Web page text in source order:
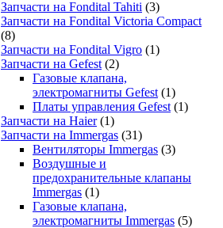
Запчасти на Fondital Tahiti (3)
Запчасти на Fondital Victoria Compact
(8)
Запчасти на Fondital Vigro (1)
Запчасти на Gefest (2)
Газовые клапана,
электромагниты Gefest (1)
Платы управления Gefest (1)
Запчасти на Haier (1)
Запчасти на Immergas (31)
Вентиляторы Immergas (3)
Воздушные и
предохранительные клапаны
Immergas (1)
Газовые клапана,
электромагниты Immergas (5)